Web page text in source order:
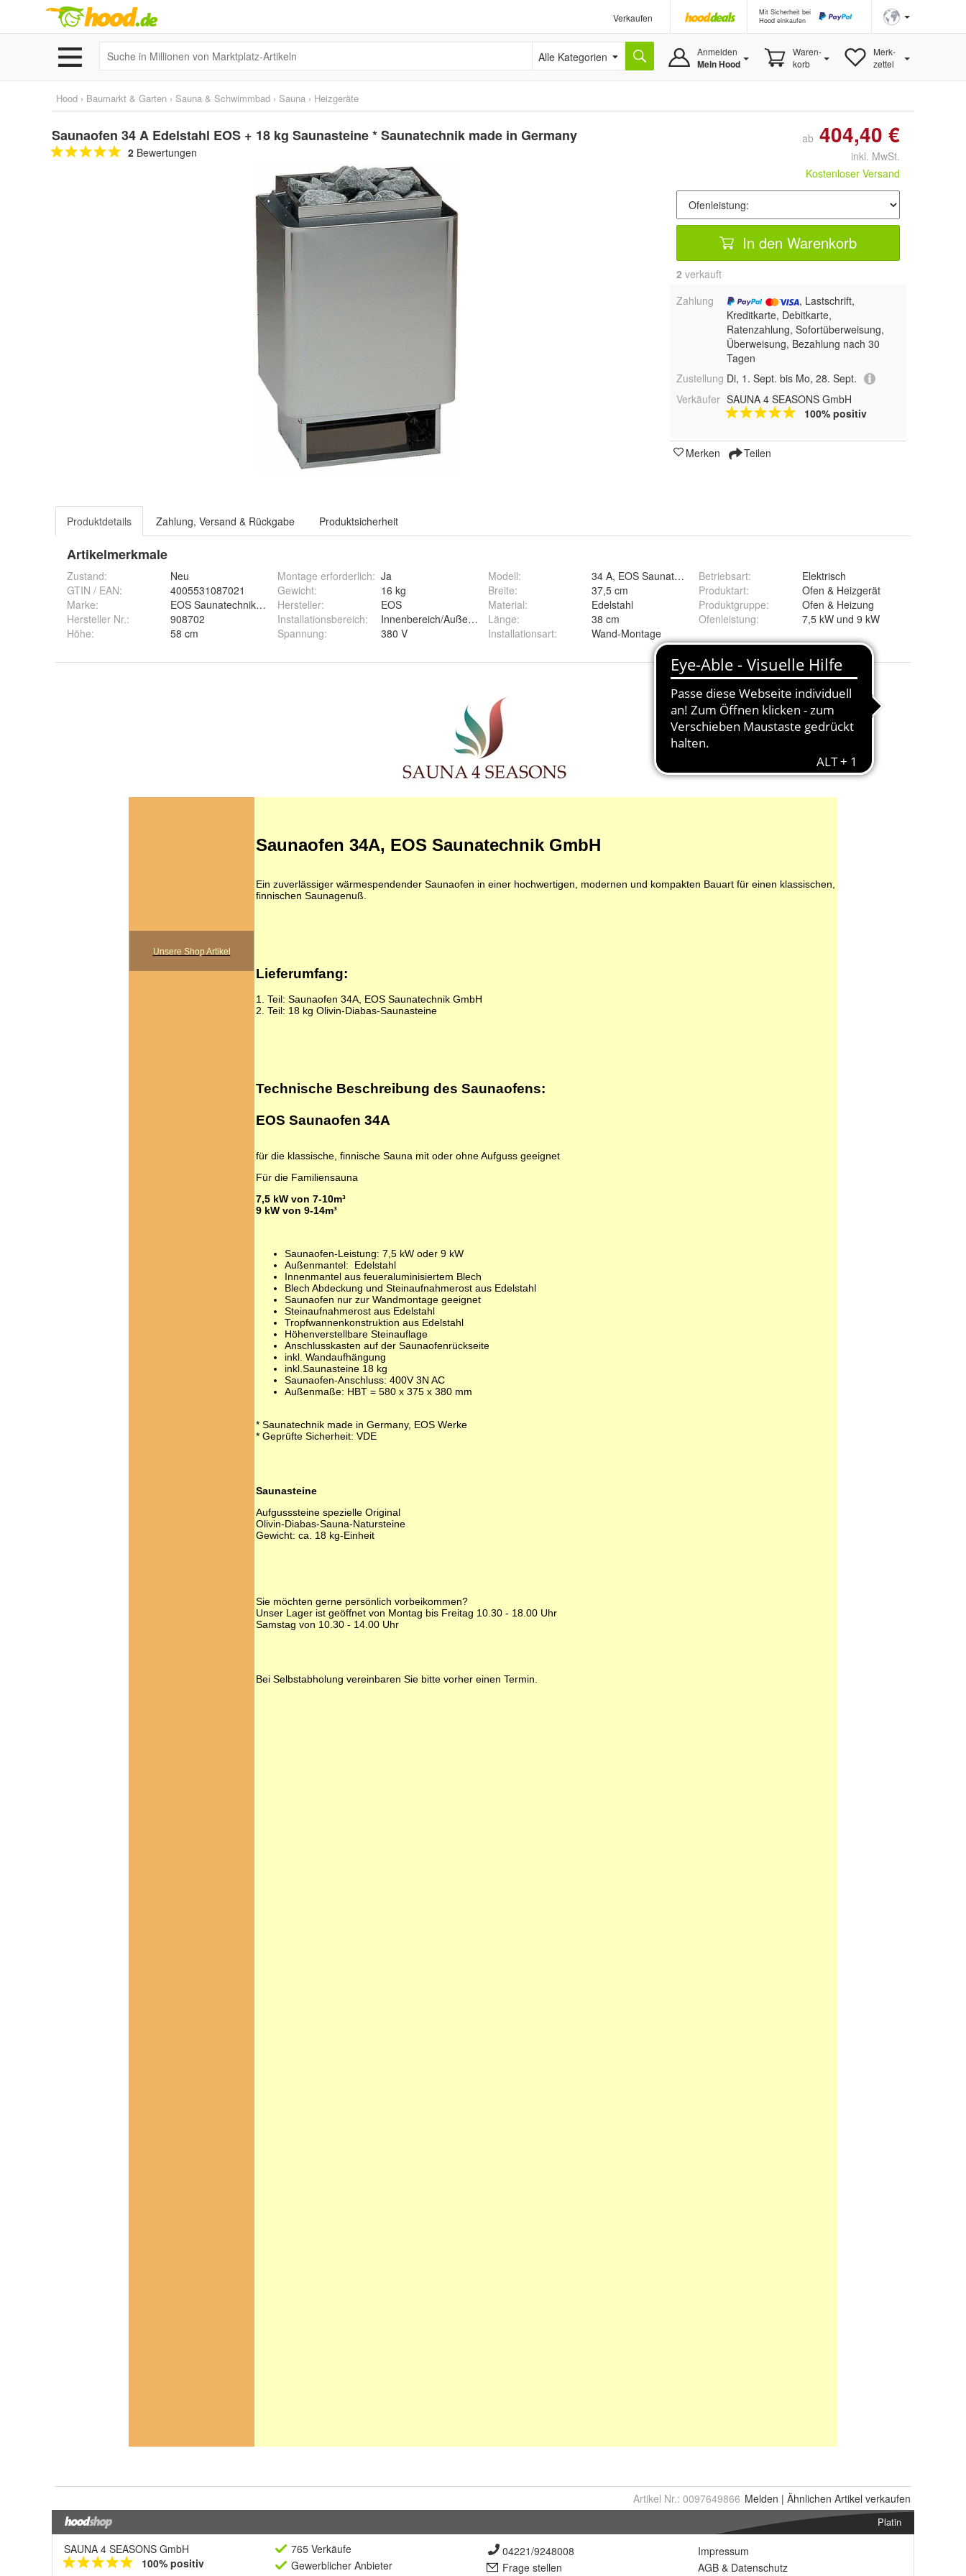
Verkaufen
Mit Sicherheit bei
Hood einkaufen
Alle Kategorien Anmelden
Mein Hood
Waren-
korb
Merk-
zettel
Hood › Baumarkt & Garten › Sauna & Schwimmbad › Sauna › Heizgeräte
Saunaofen 34 A Edelstahl EOS + 18 kg Saunasteine * Saunatechnik made in Germany
2 Bewertungen
ab 404,40 €
inkl. MwSt.
Kostenloser Versand
In den Warenkorb
2 verkauft
Zahlung
, Lastschrift,
Kreditkarte, Debitkarte,
Ratenzahlung, Sofortüberweisung,
Überweisung, Bezahlung nach 30
Tagen
Zustellung Di, 1. Sept. bis Mo, 28. Sept.
Verkäufer SAUNA 4 SEASONS GmbH
100% positiv
Merken Teilen
Produktdetails Zahlung, Versand & Rückgabe Produktsicherheit
Artikelmerkmale
Zustand:
Neu
GTIN / EAN:
4005531087021
Marke:
EOS Saunatechnik GmbH
Hersteller Nr.:
908702
Höhe: 58 cm
Montage erforderlich: Ja
Gewicht:
16 kg
Hersteller:
EOS
Installationsbereich:
Innenbereich/Außenbereich
Spannung: 380 V
Modell:
34 A, EOS Saunatechnik
Breite:
37,5 cm
Material:
Edelstahl
Länge:
38 cm
Installationsart: Wand-Montage
Betriebsart:
Elektrisch
Produktart:
Ofen & Heizgerät
Produktgruppe:
Ofen & Heizung
Ofenleistung: 7,5 kW und 9 kW
Artikel Nr.: 0097649866 Melden | Ähnlichen Artikel verkaufen
Platin
SAUNA 4 SEASONS GmbH
100% positiv
765 Verkäufe
Gewerblicher Anbieter
04221/9248008
Frage stellen
Impressum
AGB & Datenschutz